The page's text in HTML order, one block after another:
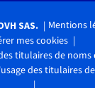
SAS. Mentions
mes cookies
titulaires de noms
des titulaires